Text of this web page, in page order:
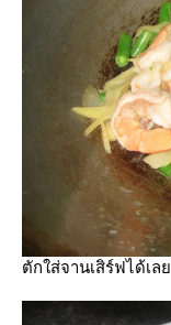
ตักใส่จานเสิร์ฟได้เล